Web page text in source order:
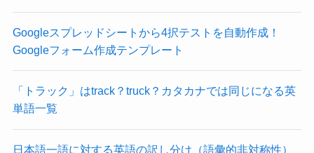
Googleスプレッドシートから4択テストを自動作成！
Googleフォーム作成テンプレート
「トラック」はtrack？truck？カタカナでは同じになる英
単語一覧
日本語一語に対する英語の訳し分け（語彙的非対称性）